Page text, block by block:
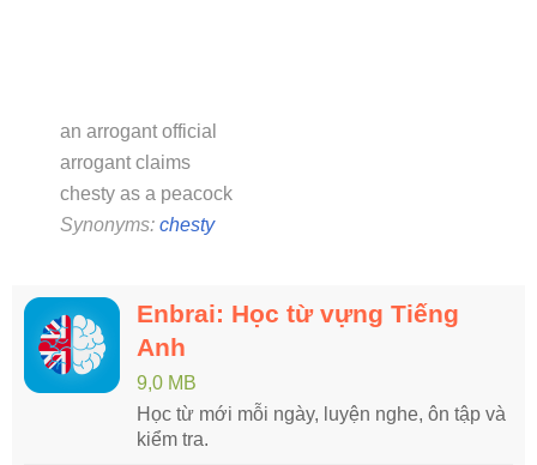
an arrogant official
arrogant claims
chesty as a peacock
Synonyms: chesty
Enbrai: Học từ vựng Tiếng
Anh
9,0 MB
Học từ mới mỗi ngày, luyện nghe, ôn tập và
kiểm tra.